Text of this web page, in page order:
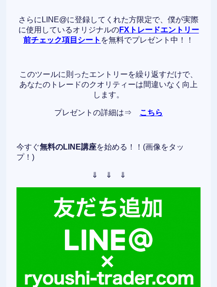
さらにLINE@に登録してくれた方限定で、僕が実際
に使用しているオリジナルのFXトレードエントリー
前チェック項目シート を無料でプレゼント中！！
このツールに則ったエントリーを繰り返すだけで、
あなたのトレードのクオリティーは間違いなく向上
します。
プレゼントの詳細は⇒ こちら
今すぐ無料のLINE講座を始める！！(画像をタッ
プ！)
⇓ ⇓ ⇓